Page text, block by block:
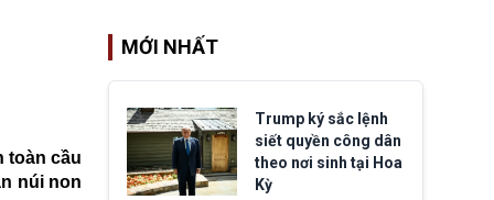
toàn cầu
núi non
MỚI NHẤT
Trump ký sắc lệnh
siết quyền công dân
theo nơi sinh tại Hoa
Kỳ